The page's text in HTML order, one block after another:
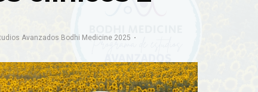
Avanzados Bodhi Medicine 2025